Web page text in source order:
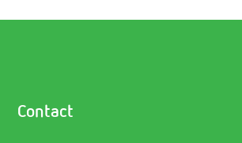
Contact